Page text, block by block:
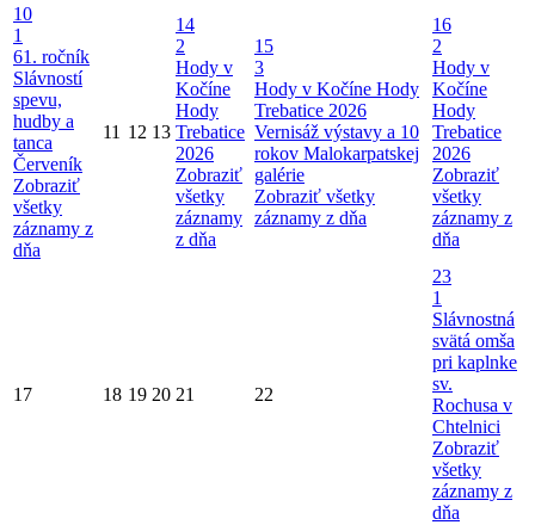
10
1
61. ročník
Slávností
spevu,
hudby a
tanca
Červeník
Zobraziť
všetky
záznamy z
dňa
11 12 13
14
2
Hody v
Kočíne
Hody
Trebatice
2026
Zobraziť
všetky
záznamy
z dňa
15
3
Hody v Kočíne Hody
Trebatice 2026
Vernisáž výstavy a 10
rokov Malokarpatskej
galérie
Zobraziť všetky
záznamy z dňa
16
2
Hody v
Kočíne
Hody
Trebatice
2026
Zobraziť
všetky
záznamy z
dňa
17 18 19 20 21 22
23
1
Slávnostná
svätá omša
pri kaplnke
sv.
Rochusa v
Chtelnici
Zobraziť
všetky
záznamy z
dňa